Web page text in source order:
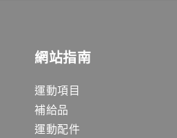
網站指南
運動項目
補給品
運動配件